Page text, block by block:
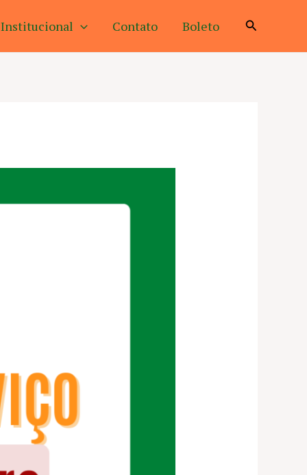
Institucional Contato Boleto Pesquisar